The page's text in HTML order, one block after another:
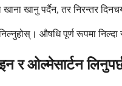
खानु पर्दैन, तर निरन्तर
औषधि पूर्ण रूपमा निल्दा
र ओल्मेसार्टन